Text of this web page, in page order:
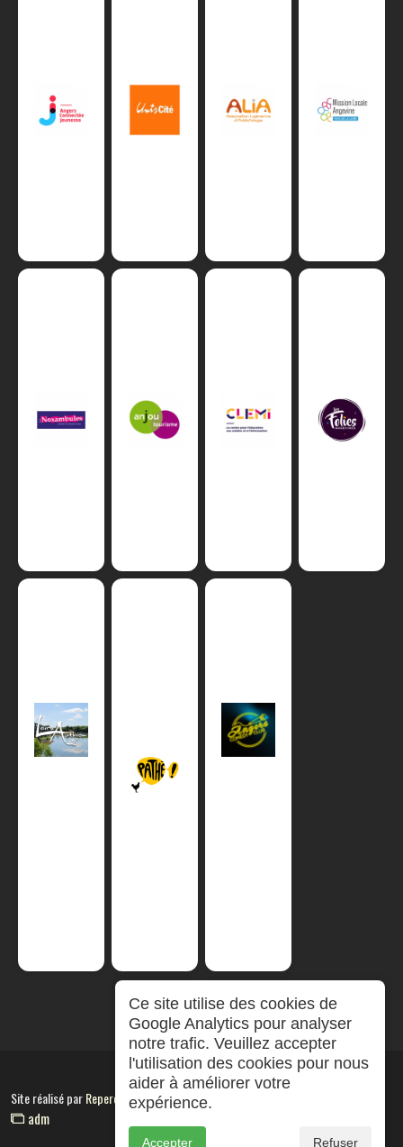
Site réalisé parRepereCom
adm
Ce site utilise des cookies de
Google Analytics pour analyser
notre trafic. Veuillez accepter
l'utilisation des cookies pour nous
aider à améliorer votre
expérience.
Accepter Refuser